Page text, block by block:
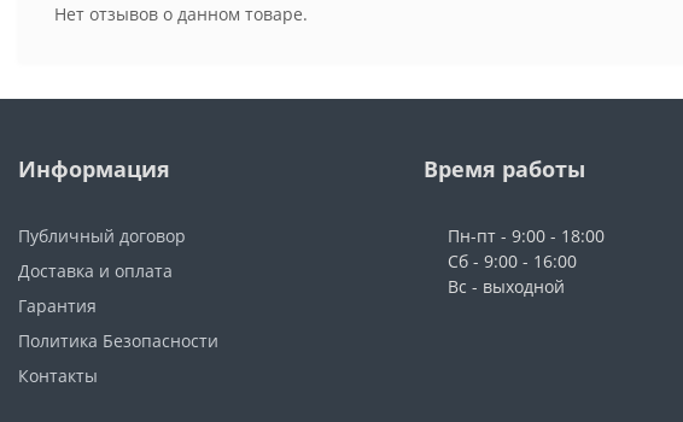
Нет отзывов о данном товаре.
Информация
Публичный договор
Доставка и оплата
Гарантия
Политика Безопасности
Контакты
Время работы
Пн-пт - 9:00 - 18:00
Сб - 9:00 - 16:00
Вс - выходной